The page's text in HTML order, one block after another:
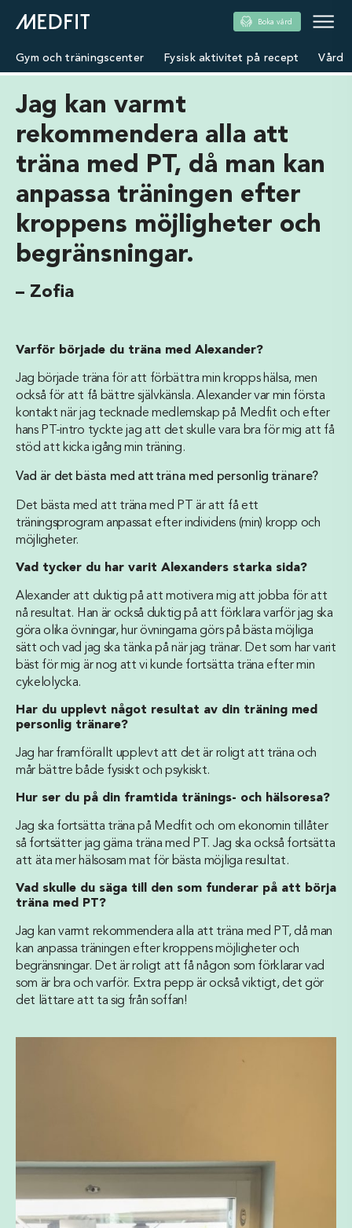
Boka vård
Gym och träningscenter Fysisk aktivitet på recept Vård
Jag kan varmt
rekommendera alla att
träna med PT, då man kan
anpassa träningen efter
kroppens möjligheter och
begränsningar.
– Zofia
Varför började du träna med Alexander?
Jag började träna för att förbättra min kropps hälsa, men
också för att få bättre självkänsla. Alexander var min första
kontakt när jag tecknade medlemskap på Medfit och efter
hans PT-intro tyckte jag att det skulle vara bra för mig att få
stöd att kicka igång min träning.
Vad är det bästa med att träna med personlig tränare?
Det bästa med att träna med PT är att få ett
träningsprogram anpassat efter individens (min) kropp och
möjligheter.
Vad tycker du har varit Alexanders starka sida?
Alexander att duktig på att motivera mig att jobba för att
nå resultat. Han är också duktig på att förklara varför jag ska
göra olika övningar, hur övningarna görs på bästa möjliga
sätt och vad jag ska tänka på när jag tränar. Det som har varit
bäst för mig är nog att vi kunde fortsätta träna efter min
cykelolycka.
Har du upplevt något resultat av din träning med
personlig tränare?
Jag har framförallt upplevt att det är roligt att träna och
mår bättre både fysiskt och psykiskt.
Hur ser du på din framtida tränings- och hälsoresa?
Jag ska fortsätta träna på Medfit och om ekonomin tillåter
så fortsätter jag gärna träna med PT. Jag ska också fortsätta
att äta mer hälsosam mat för bästa möjliga resultat.
Vad skulle du säga till den som funderar på att börja
träna med PT?
Jag kan varmt rekommendera alla att träna med PT, då man
kan anpassa träningen efter kroppens möjligheter och
begränsningar. Det är roligt att få någon som förklarar vad
som är bra och varför. Extra pepp är också viktigt, det gör
det lättare att ta sig från soffan!